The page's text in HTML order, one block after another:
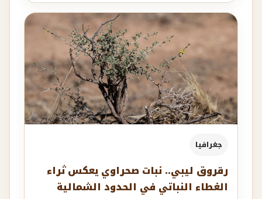
جغرافيا
رقروق ليبي.. نبات صحراوي يعكس ثراء
الغطاء النباتي في الحدود الشمالية